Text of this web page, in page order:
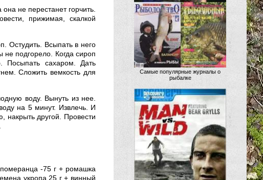
не перестанет горчить.
прижимая, скалкой
Остудить. Всыпать в него
подгорело. Когда сироп
Посыпать сахаром. Дать
Сложить вемкость для
воду. Вынуть из нее.
на 5 минут. Извлечь. И
накрыть другой. Провести
-75 г + ромашка
укропа 25 г + винный
Самые популярные журналы о
рыбалке